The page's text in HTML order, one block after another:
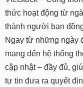
thức hoạt động từ
thành người bạn
Ngay từ những ngày
mang đến hệ thống
cập nhật – đầy đủ,
tự tin đưa ra quyết
phân
tích
(-)
Thuật
ngữ
(-)